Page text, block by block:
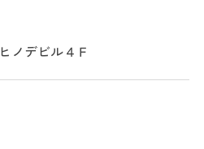
ヒノデビル４Ｆ